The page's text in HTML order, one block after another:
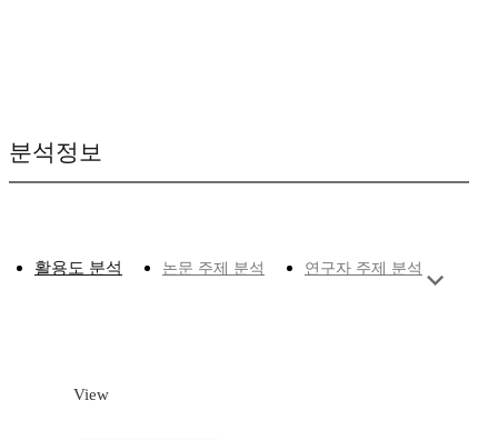
분석정보
활용도 분석 논문 주제 분석 연구자 주제 분석
View